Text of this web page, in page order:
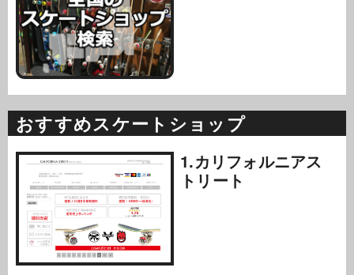
おすすめスケートショップ
1.カリフォルニアス
トリート